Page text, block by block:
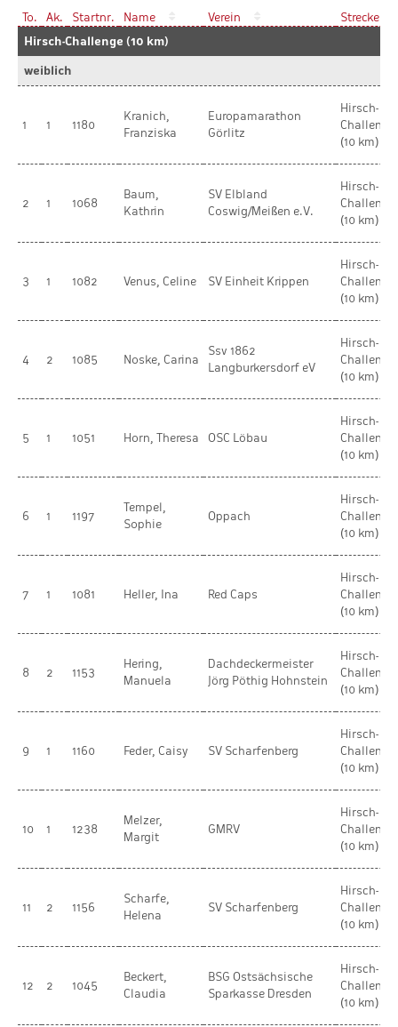
To. Ak. Startnr. Name Verein
Strecke
Hirsch-Challenge (10 km)
weiblich
1 1 1180
Kranich,
Franziska
Europamarathon
Görlitz
Hirsch-
Challenge
(10 km)
2 1 1068
Baum,
Kathrin
SV Elbland
Coswig/Meißen e.V.
Hirsch-
Challenge
(10 km)
3 1 1082 Venus, Celine SV Einheit Krippen
Hirsch-
Challenge
(10 km)
4 2 1085 Noske, Carina
Ssv 1862
Langburkersdorf eV
Hirsch-
Challenge
(10 km)
5 1 1051 Horn, Theresa OSC Löbau
Hirsch-
Challenge
(10 km)
6 1 1197
Tempel,
Sophie
Oppach
Hirsch-
Challenge
(10 km)
7 1 1081 Heller, Ina Red Caps
Hirsch-
Challenge
(10 km)
8 2 1153
Hering,
Manuela
Dachdeckermeister
Jörg Pöthig Hohnstein
Hirsch-
Challenge
(10 km)
9 1 1160 Feder, Caisy SV Scharfenberg
Hirsch-
Challenge
(10 km)
10 1 1238
Melzer,
Margit
GMRV
Hirsch-
Challenge
(10 km)
11 2 1156
Scharfe,
Helena
SV Scharfenberg
Hirsch-
Challenge
(10 km)
12 2 1045
Beckert,
Claudia
BSG Ostsächsische
Sparkasse Dresden
Hirsch-
Challenge
(10 km)